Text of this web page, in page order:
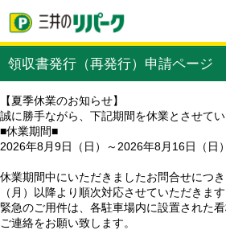
領収書発行（再発行）申請ページ
【夏季休業のお知らせ】
誠に勝手ながら、下記期間を休業とさせてい
■休業期間■
2026年8月9日（日）～2026年8月16日（日）
休業期間中にいただきましたお問合せにつ
（月）以降より順次対応させていただきま
緊急のご用件は、各駐車場内に設置された
ご連絡をお願い致します。